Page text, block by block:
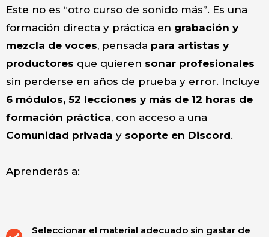
Este no es “otro curso de sonido más”. Es una
formación directa y práctica en grabación y
mezcla de voces, pensada para artistas y
productores que quieren sonar profesionales
sin perderse en años de prueba y error. Incluye
6 módulos, 52 lecciones y más de 12 horas de
formación práctica, con acceso a una
Comunidad privada y soporte en Discord.
Aprenderás a:
Seleccionar el material adecuado sin gastar de